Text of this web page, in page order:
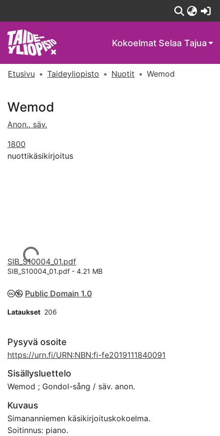
Kokoelmat Selaa Tajua
Etusivu Taideyliopisto Nuotit Wemod
Wemod
Anon., säv.
1800
nuottikäsikirjoitus
Ladataan...
SIB_S10004_01.pdf
SIB_S10004_01.pdf - 4.21 MB
Public Domain 1.0
Lataukset 206
Pysyvä osoite
https://urn.fi/URN:NBN:fi-fe2019111840091
Sisällysluettelo
Wemod ; Gondol-sång / säv. anon.
Kuvaus
Simananniemen käsikirjoituskokoelma.
Soitinnus: piano.